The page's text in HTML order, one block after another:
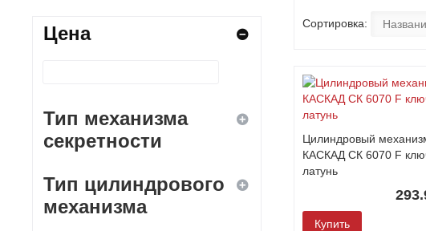
Сортировка:
Цилиндровый
КАСКАД СК 6070 F
латунь
Купить
Цена
Тип механизма
секретности
дисковый
Тип цилиндрового
механизма